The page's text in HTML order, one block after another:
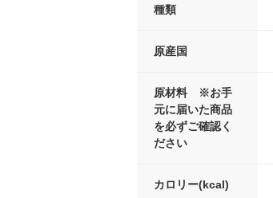
種類
原産国
原材料 ※お手
元に届いた商品
を必ずご確認く
ださい
カロリー(kcal)